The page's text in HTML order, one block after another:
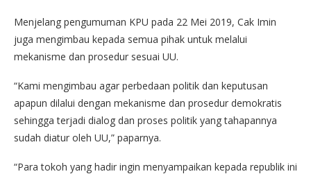
Menjelang pengumuman KPU pada 22 Mei 2019, Cak Imin
juga mengimbau kepada semua pihak untuk melalui
mekanisme dan prosedur sesuai UU.
“Kami mengimbau agar perbedaan politik dan keputusan
apapun dilalui dengan mekanisme dan prosedur demokratis
sehingga terjadi dialog dan proses politik yang tahapannya
sudah diatur oleh UU,” paparnya.
“Para tokoh yang hadir ingin menyampaikan kepada republik ini